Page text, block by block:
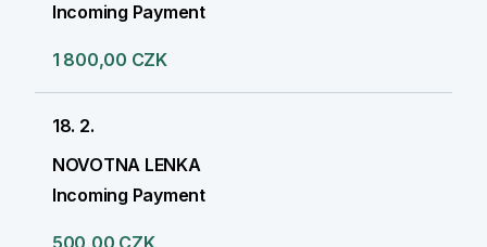
Incoming Payment
1 800,00 CZK
18. 2.
NOVOTNA LENKA
Incoming Payment
500,00 CZK